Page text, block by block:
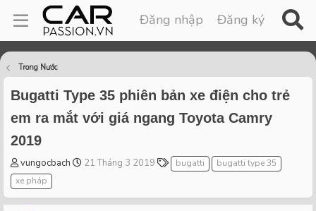
Đăng nhập Đăng ký
Trong Nước
Bugatti Type 35 phiên bản xe điện cho trẻ
em ra mắt với giá ngang Toyota Camry
2019
T
h
r
e
vungocbach
S
r
21 Tháng 3 2019
T
a
s
bugatti
bugatti type 35
xe pháp